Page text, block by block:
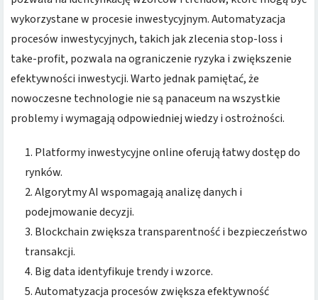
wykorzystane w procesie inwestycyjnym. Automatyzacja
procesów inwestycyjnych, takich jak zlecenia stop-loss i
take-profit, pozwala na ograniczenie ryzyka i zwiększenie
efektywności inwestycji. Warto jednak pamiętać, że
nowoczesne technologie nie są panaceum na wszystkie
problemy i wymagają odpowiedniej wiedzy i ostrożności.
Platformy inwestycyjne online oferują łatwy dostęp do
rynków.
Algorytmy AI wspomagają analizę danych i
podejmowanie decyzji.
Blockchain zwiększa transparentność i bezpieczeństwo
transakcji.
Big data identyfikuje trendy i wzorce.
Automatyzacja procesów zwiększa efektywność